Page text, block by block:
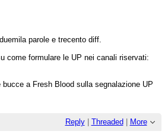
parole e trecento diff.
come formulare le UP nei canali riservati:
a Fresh Blood sulla segnalazione UP
Reply| Threaded More